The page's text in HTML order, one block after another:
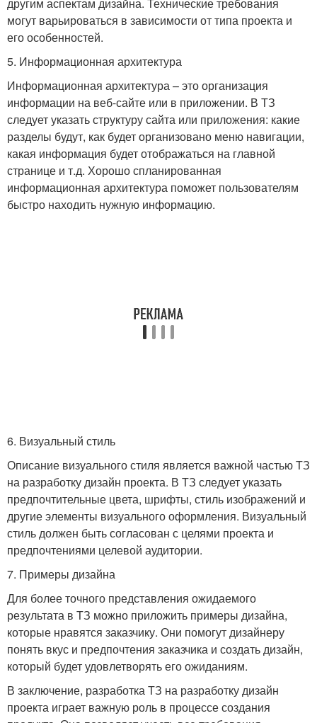
могут варьироваться в зависимости от типа проекта и
его особенностей.
5. Информационная архитектура
Информационная архитектура – это организация
информации на веб-сайте или в приложении. В ТЗ
следует указать структуру сайта или приложения: какие
разделы будут, как будет организовано меню навигации,
какая информация будет отображаться на главной
странице и т.д. Хорошо спланированная
информационная архитектура поможет пользователям
быстро находить нужную информацию.
6. Визуальный стиль
Описание визуального стиля является важной частью ТЗ
на разработку дизайн проекта. В ТЗ следует указать
предпочтительные цвета, шрифты, стиль изображений и
другие элементы визуального оформления. Визуальный
стиль должен быть согласован с целями проекта и
предпочтениями целевой аудитории.
7. Примеры дизайна
Для более точного представления ожидаемого
результата в ТЗ можно приложить примеры дизайна,
которые нравятся заказчику. Они помогут дизайнеру
понять вкус и предпочтения заказчика и создать дизайн,
который будет удовлетворять его ожиданиям.
В заключение, разработка ТЗ на разработку дизайн
проекта играет важную роль в процессе создания